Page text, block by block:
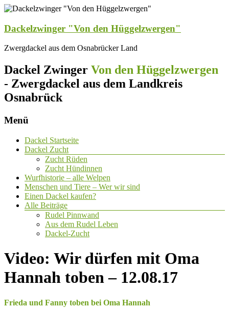
Dackelzwinger "Von den Hüggelzwergen"
Zwergdackel aus dem Osnabrücker Land
Dackel Zwinger Von den Hüggelzwergen
- Zwergdackel aus dem Landkreis
Osnabrück
Menü
Dackel Startseite
Dackel Zucht
Zucht Rüden
Zucht Hündinnen
Wurfhistorie – alle Welpen
Menschen und Tiere – Wer wir sind
Einen Dackel kaufen?
Alle Beiträge
Rudel Pinnwand
Aus dem Rudel Leben
Dackel-Zucht
Video: Wir dürfen mit Oma
Hannah toben – 12.08.17
Frieda und Fanny toben bei Oma Hannah